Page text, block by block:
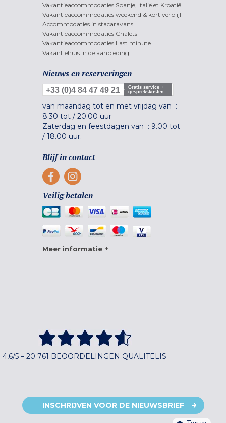
Vakantieaccommodaties Spanje, Italië et Kroatië
Vakantieaccommodaties weekend & kort verblijf
Accommodaties in stacaravans
Vakantieaccommodaties Chalets
Vakantieaccommodaties Last minute
Vakantiehuis in de aanbieding
Nieuws en reserveringen
+33 (0)4 84 47 49 21
Gratis service +
gesprekskosten
van maandag tot en met vrijdag van :
8.30 tot / 20.00 uur
Zaterdag en feestdagen van : 9.00 tot
/ 18.00 uur.
Blijf in contact
Veilig betalen
Meer informatie +
4,6/5 – 20 761 BEOORDELINGEN QUALITELIS
INSCHRIJVEN VOOR DE NIEUWSBRIEF